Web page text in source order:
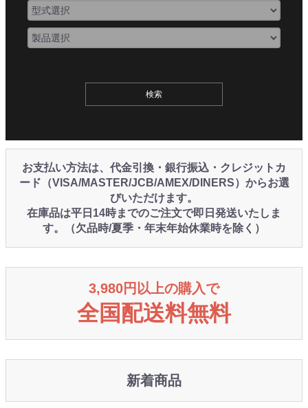
お支払い方法は、代金引換・銀行振込・クレジットカ
ード（VISA/MASTER/JCB/AMEX/DINERS）からお選
びいただけます。
在庫品は平日14時までのご注文で即日発送いたしま
す。（欠品時/夏季・年末年始休業時を除く）
3,980円以上の購入で
全国配送料無料
新着商品